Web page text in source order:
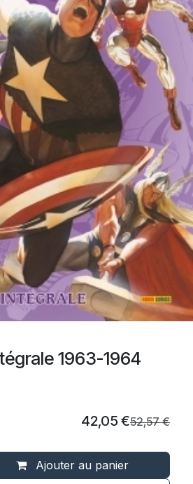
1963-1964
Ajouter au panier
42,05 €52,57€